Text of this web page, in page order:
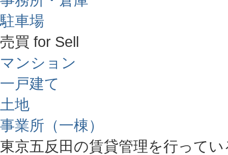
駐車場
売買 for Sell
マンション
一戸建て
土地
事業所（一棟）
東京五反田の賃貸管理を行って